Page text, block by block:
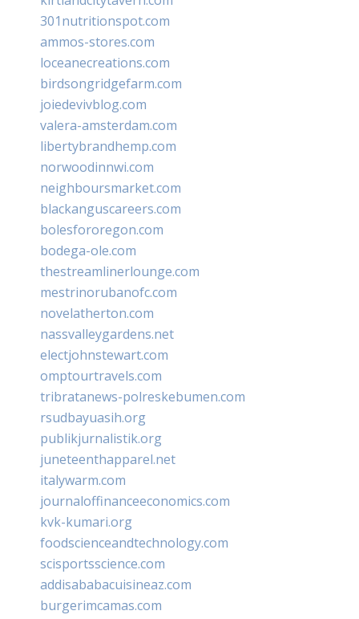
301nutritionspot.com
ammos-stores.com
loceanecreations.com
birdsongridgefarm.com
joiedevivblog.com
valera-amsterdam.com
libertybrandhemp.com
norwoodinnwi.com
neighboursmarket.com
blackanguscareers.com
bolesfororegon.com
bodega-ole.com
thestreamlinerlounge.com
mestrinorubanofc.com
novelatherton.com
nassvalleygardens.net
electjohnstewart.com
omptourtravels.com
tribratanews-polreskebumen.com
rsudbayuasih.org
publikjurnalistik.org
juneteenthapparel.net
italywarm.com
journaloffinanceeconomics.com
kvk-kumari.org
foodscienceandtechnology.com
scisportsscience.com
addisababacuisineaz.com
burgerimcamas.com